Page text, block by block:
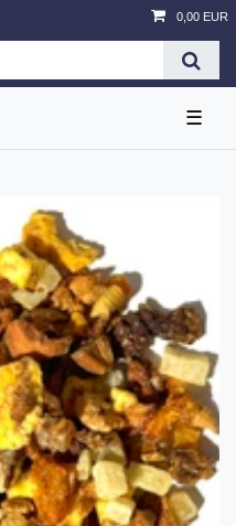
0,00 EUR
☰